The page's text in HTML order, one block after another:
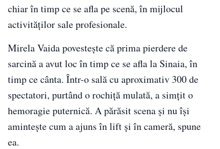
chiar în timp ce se afla pe scenă, în mijlocul
activităților sale profesionale.
Mirela Vaida povestește că prima pierdere de
sarcină a avut loc în timp ce se afla la Sinaia, în
timp ce cânta. Într-o sală cu aproximativ 300 de
spectatori, purtând o rochiță mulată, a simțit o
hemoragie puternică. A părăsit scena și nu își
amintește cum a ajuns în lift și în cameră, spune
ea.